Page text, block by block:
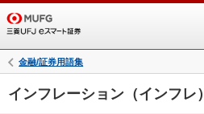
金融/証券用語集
インフレーション（インフレ）